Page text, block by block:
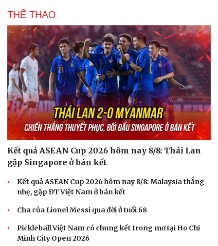
Du lịch
Tư vấn
Săn Tour
check-in
Podcast
Câu chuyện thời sự
Đọc truyện đêm khuya
Cửa sổ tình yêu
Kể chuyện cho bé
Hạt giống tâm hồn
THỂ THAO
Kết quả ASEAN Cup 2026 hôm nay 8/8: Thái Lan
gặp Singapore ở bán kết
Kết quả ASEAN Cup 2026 hôm nay 8/8: Malaysia thắng
nhẹ, gặp ĐT Việt Nam ở bán kết
Cha của Lionel Messi qua đời ở tuổi 68
Pickleball Việt Nam có chung kết trong mơ tại Ho Chi
Minh City Open 2026